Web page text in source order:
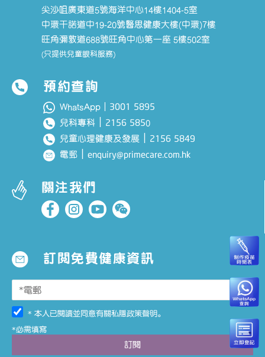
尖沙咀廣東道5號海洋中心14樓1404-5室
中環干諾道中19-20號醫思健康大樓(中環)7樓
旺角彌敦道688號旺角中心第一座 5樓502室
(只提供兒童眼科服務)
預約查詢
WhatsApp｜ 3001 5895
兒科專科 2156 5850
兒童心理健康及發展
2156 5849
電郵 ｜enquiry@primecare.com.hk
關注我們
訂閱免費健康資訊
* 本人已閱讀並同意有關私隱政策聲明。
*必需填寫